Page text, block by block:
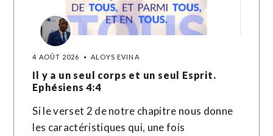
4 AOÛT 2026 ALOYS EVINA
Il y a un seul corps et un seul Esprit.
Ephésiens 4:4
Si le verset 2 de notre chapitre nous donne
les caractéristiques qui, une fois